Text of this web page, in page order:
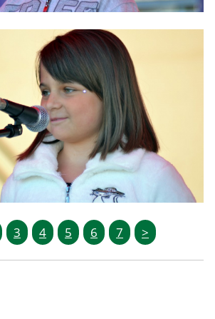
3 4 5 6 7 >